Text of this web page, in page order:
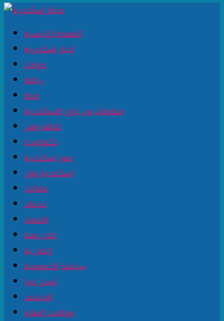
الصفحة الرئيسية
اخبار اسكندرية
حوادث
رياضة
صحة
متفرقات من خارج الإسكندرية
ثقافة وفن
تكنولوجيا
صور اسكندرية
اسكندرية زمان
مقالات
خدمات
اقتصاد
إعلن معنا
إتصل بنا
سياسة الخصوصية
ارسل خبرا
الارشيف
مواقيت الصلاة